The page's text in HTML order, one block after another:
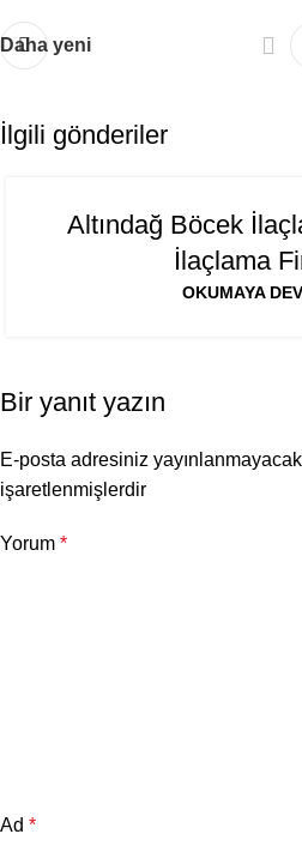
Daha yeni
İlgili gönderiler
Altındağ Böcek
İlaçlama
OKUMAYA
Bir yanıt yazın
E-posta adresiniz
işaretlenmişlerdir
Yorum *
Ad *